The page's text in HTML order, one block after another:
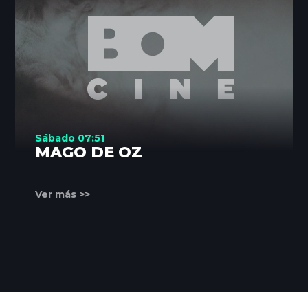
Sábado 07:51
MAGO DE OZ
Ver más >>